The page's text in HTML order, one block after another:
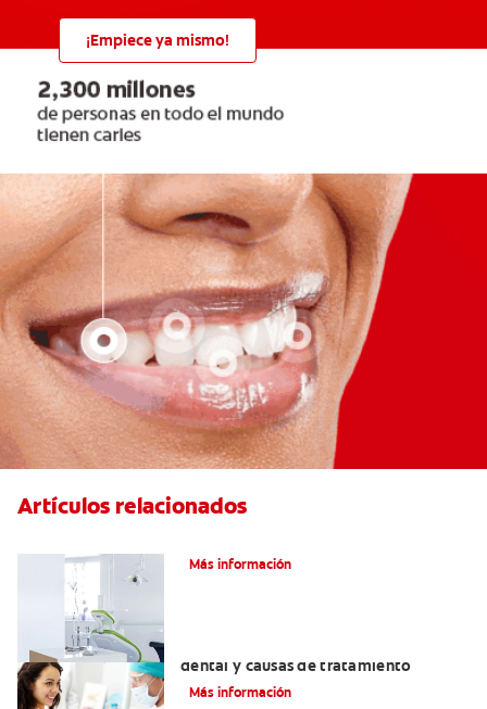
¡Empiece ya mismo!
Artículos relacionados
Más información
dental y causas de tratamiento
Más información